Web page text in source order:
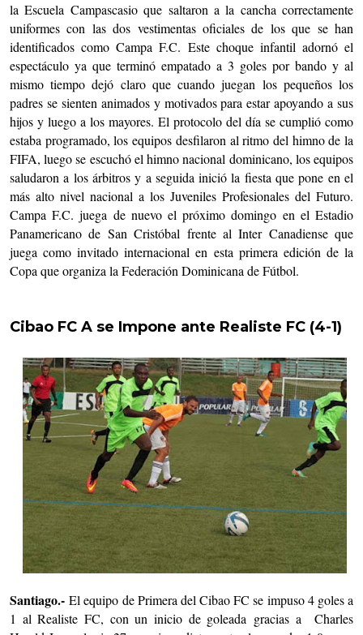
la Escuela Campascasio que saltaron a la cancha correctamente
uniformes con las dos vestimentas oficiales de los que se han
identificados como Campa F.C. Este choque infantil adornó el
espectáculo ya que terminó empatado a 3 goles por bando y al
mismo tiempo dejó claro que cuando juegan los pequeños los
padres se sienten animados y motivados para estar apoyando a sus
hijos y luego a los mayores. El protocolo del día se cumplió como
estaba programado, los equipos desfilaron al ritmo del himno de la
FIFA, luego se escuchó el himno nacional dominicano, los equipos
saludaron a los árbitros y a seguida inició la fiesta que pone en el
más alto nivel nacional a los Juveniles Profesionales del Futuro.
Campa F.C. juega de nuevo el próximo domingo en el Estadio
Panamericano de San Cristóbal frente al Inter Canadiense que
juega como invitado internacional en esta primera edición de la
Copa que organiza la Federación Dominicana de Fútbol.
Cibao FC A se Impone ante Realiste FC (4-1)
Santiago.-El equipo de Primera del Cibao FC se impuso 4 goles a
1 al Realiste FC, con un inicio de goleada gracias a Charles